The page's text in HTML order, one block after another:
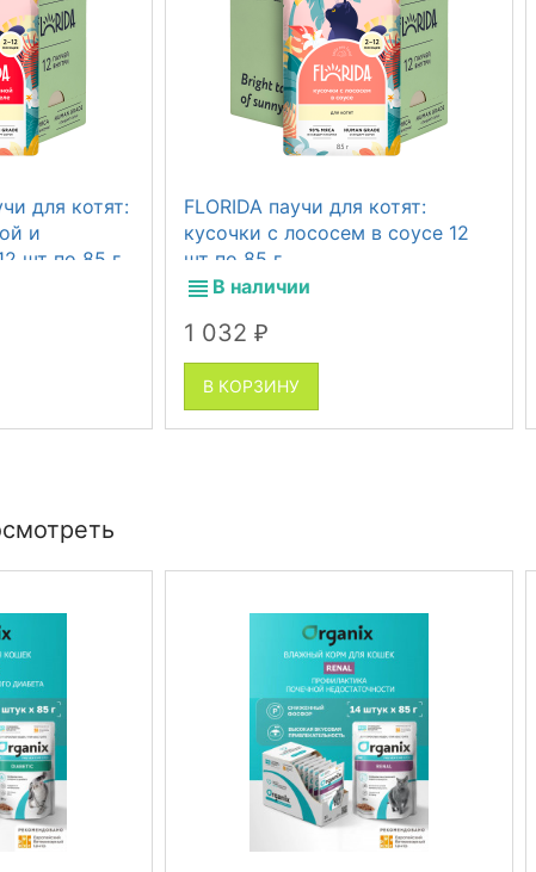
для котят:
и
шт по 85 г
FLORIDA паучи для котят:
кусочки с лососем в соусе 12
шт по 85 г
В наличии
1 032 ₽
В КОРЗИНУ